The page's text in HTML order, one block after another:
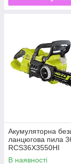
Акумуляторна
ланцюгова пила
RCS36X3550HI
В наявності